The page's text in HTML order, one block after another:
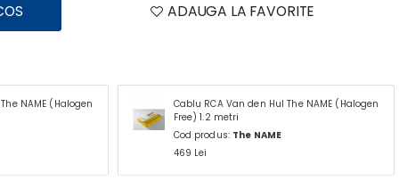
ADAUGA LA FAVORITE
NAME (Halogen
Cablu RCA Van den Hul The NAME (Halogen
Free) 1.2 metri
Cod produs: The NAME
469 Lei